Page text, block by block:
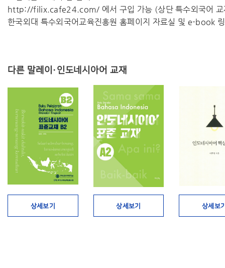
http://filix.cafe24.com/ 에서 구입 가능 (상단 특수외국어 교
한국외대 특수외국어교육진흥원 홈페이지 자료실 및 e-book
다른 말레이·인도네시아어 교재
상세보기 상세보기 상세보